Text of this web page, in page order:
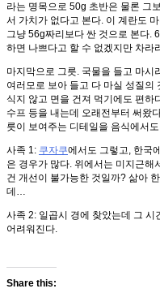
라는 명목으로 50g 초반은 물론 그
서 가치가 없다고 본다. 이 계란도
그냥 56g짜리보다 싼 것으로 본다.
하면 나쁘다고 할 수 없겠지만 차라
마지막으로 그릇. 국물을 들고 마시
여러모로 보아 들고 다 마실 성질의
식지 않고 면을 건져 먹기에도 편하
수프 등을 내는데 오래전부터 써왔
릇이 보여주는 디테일을 음식에서
사족 1: 쿠자쿠에서도 그렇고, 한국
은 경우가 많다. 위에서는 미지근해
건 개선이 불가능한 것일까? 삶아
데…
사족 2: 일곱시 경에 찾았는데 그 시
어려워진다.
Share this: